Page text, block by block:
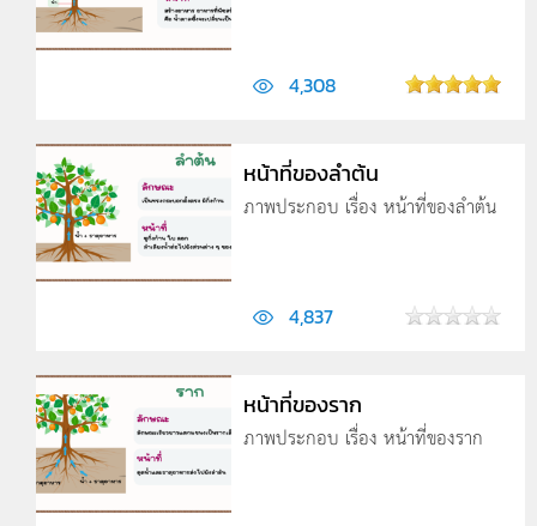
4,308
หน้าที่ของลำต้น
ภาพประกอบ เรื่อง หน้าที่ของลำต้น
4,837
หน้าที่ของราก
ภาพประกอบ เรื่อง หน้าที่ของราก